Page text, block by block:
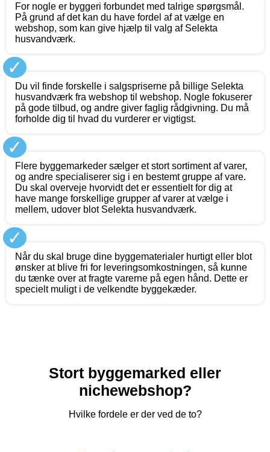
For nogle er byggeri forbundet med talrige spørgsmål.
På grund af det kan du have fordel af at vælge en
webshop, som kan give hjælp til valg af Selekta
husvandværk.
✓
Du vil finde forskelle i salgspriserne på billige Selekta
husvandværk fra webshop til webshop. Nogle fokuserer
på gode tilbud, og andre giver faglig rådgivning. Du må
forholde dig til hvad du vurderer er vigtigst.
✓
Flere byggemarkeder sælger et stort sortiment af varer,
og andre specialiserer sig i en bestemt gruppe af vare.
Du skal overveje hvorvidt det er essentielt for dig at
have mange forskellige grupper af varer at vælge i
mellem, udover blot Selekta husvandværk.
✓
Når du skal bruge dine byggematerialer hurtigt eller blot
ønsker at blive fri for leveringsomkostningen, så kunne
du tænke over at fragte varerne på egen hånd. Dette er
specielt muligt i de velkendte byggekæder.
Stort byggemarked eller
nichewebshop?
Hvilke fordele er der ved de to?